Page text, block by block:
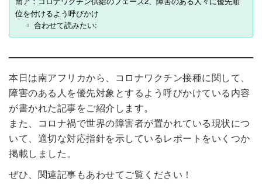
位を付けるよう呼びかけ
合わせて読みたい:
本日は南アフリカから、コロナワクチン接種に関して、
障害のある人を優先対象とするよう呼びかけている内容
が書かれた記事をご紹介します。
また、コロナ禍で世界の障害者が置かれている現状につ
いて、適切な対応指針を示しているレポートをいくつか
掲載しました。
ぜひ、関連記事もあわせてご覧ください！